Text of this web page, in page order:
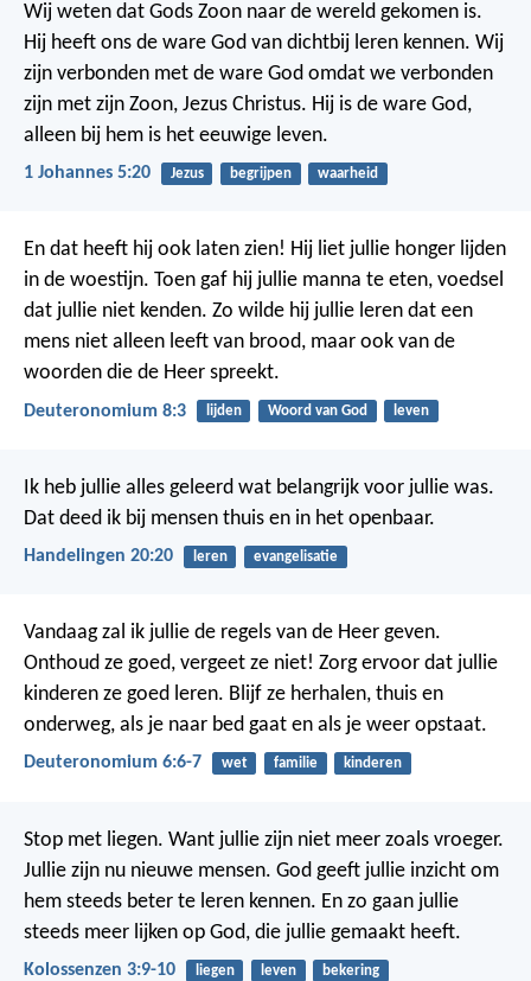
Wij weten dat Gods Zoon naar de wereld gekomen is.
Hij heeft ons de ware God van dichtbij leren kennen. Wij
zijn verbonden met de ware God omdat we verbonden
zijn met zijn Zoon, Jezus Christus. Hij is de ware God,
alleen bij hem is het eeuwige leven.
1 Johannes 5:20 Jezus begrijpen waarheid
En dat heeft hij ook laten zien! Hij liet jullie honger lijden
in de woestijn. Toen gaf hij jullie manna te eten, voedsel
dat jullie niet kenden. Zo wilde hij jullie leren dat een
mens niet alleen leeft van brood, maar ook van de
woorden die de Heer spreekt.
Deuteronomium 8:3 lijden Woord van God leven
Ik heb jullie alles geleerd wat belangrijk voor jullie was.
Dat deed ik bij mensen thuis en in het openbaar.
Handelingen 20:20 leren evangelisatie
Vandaag zal ik jullie de regels van de Heer geven.
Onthoud ze goed, vergeet ze niet! Zorg ervoor dat jullie
kinderen ze goed leren. Blijf ze herhalen, thuis en
onderweg, als je naar bed gaat en als je weer opstaat.
Deuteronomium 6:6-7 wet familie kinderen
Stop met liegen. Want jullie zijn niet meer zoals vroeger.
Jullie zijn nu nieuwe mensen. God geeft jullie inzicht om
hem steeds beter te leren kennen. En zo gaan jullie
steeds meer lijken op God, die jullie gemaakt heeft.
Kolossenzen 3:9-10 liegen leven bekering